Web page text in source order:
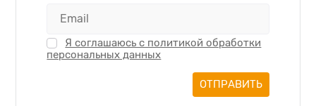
Я соглашаюсь с политикой обработки
персональных данных